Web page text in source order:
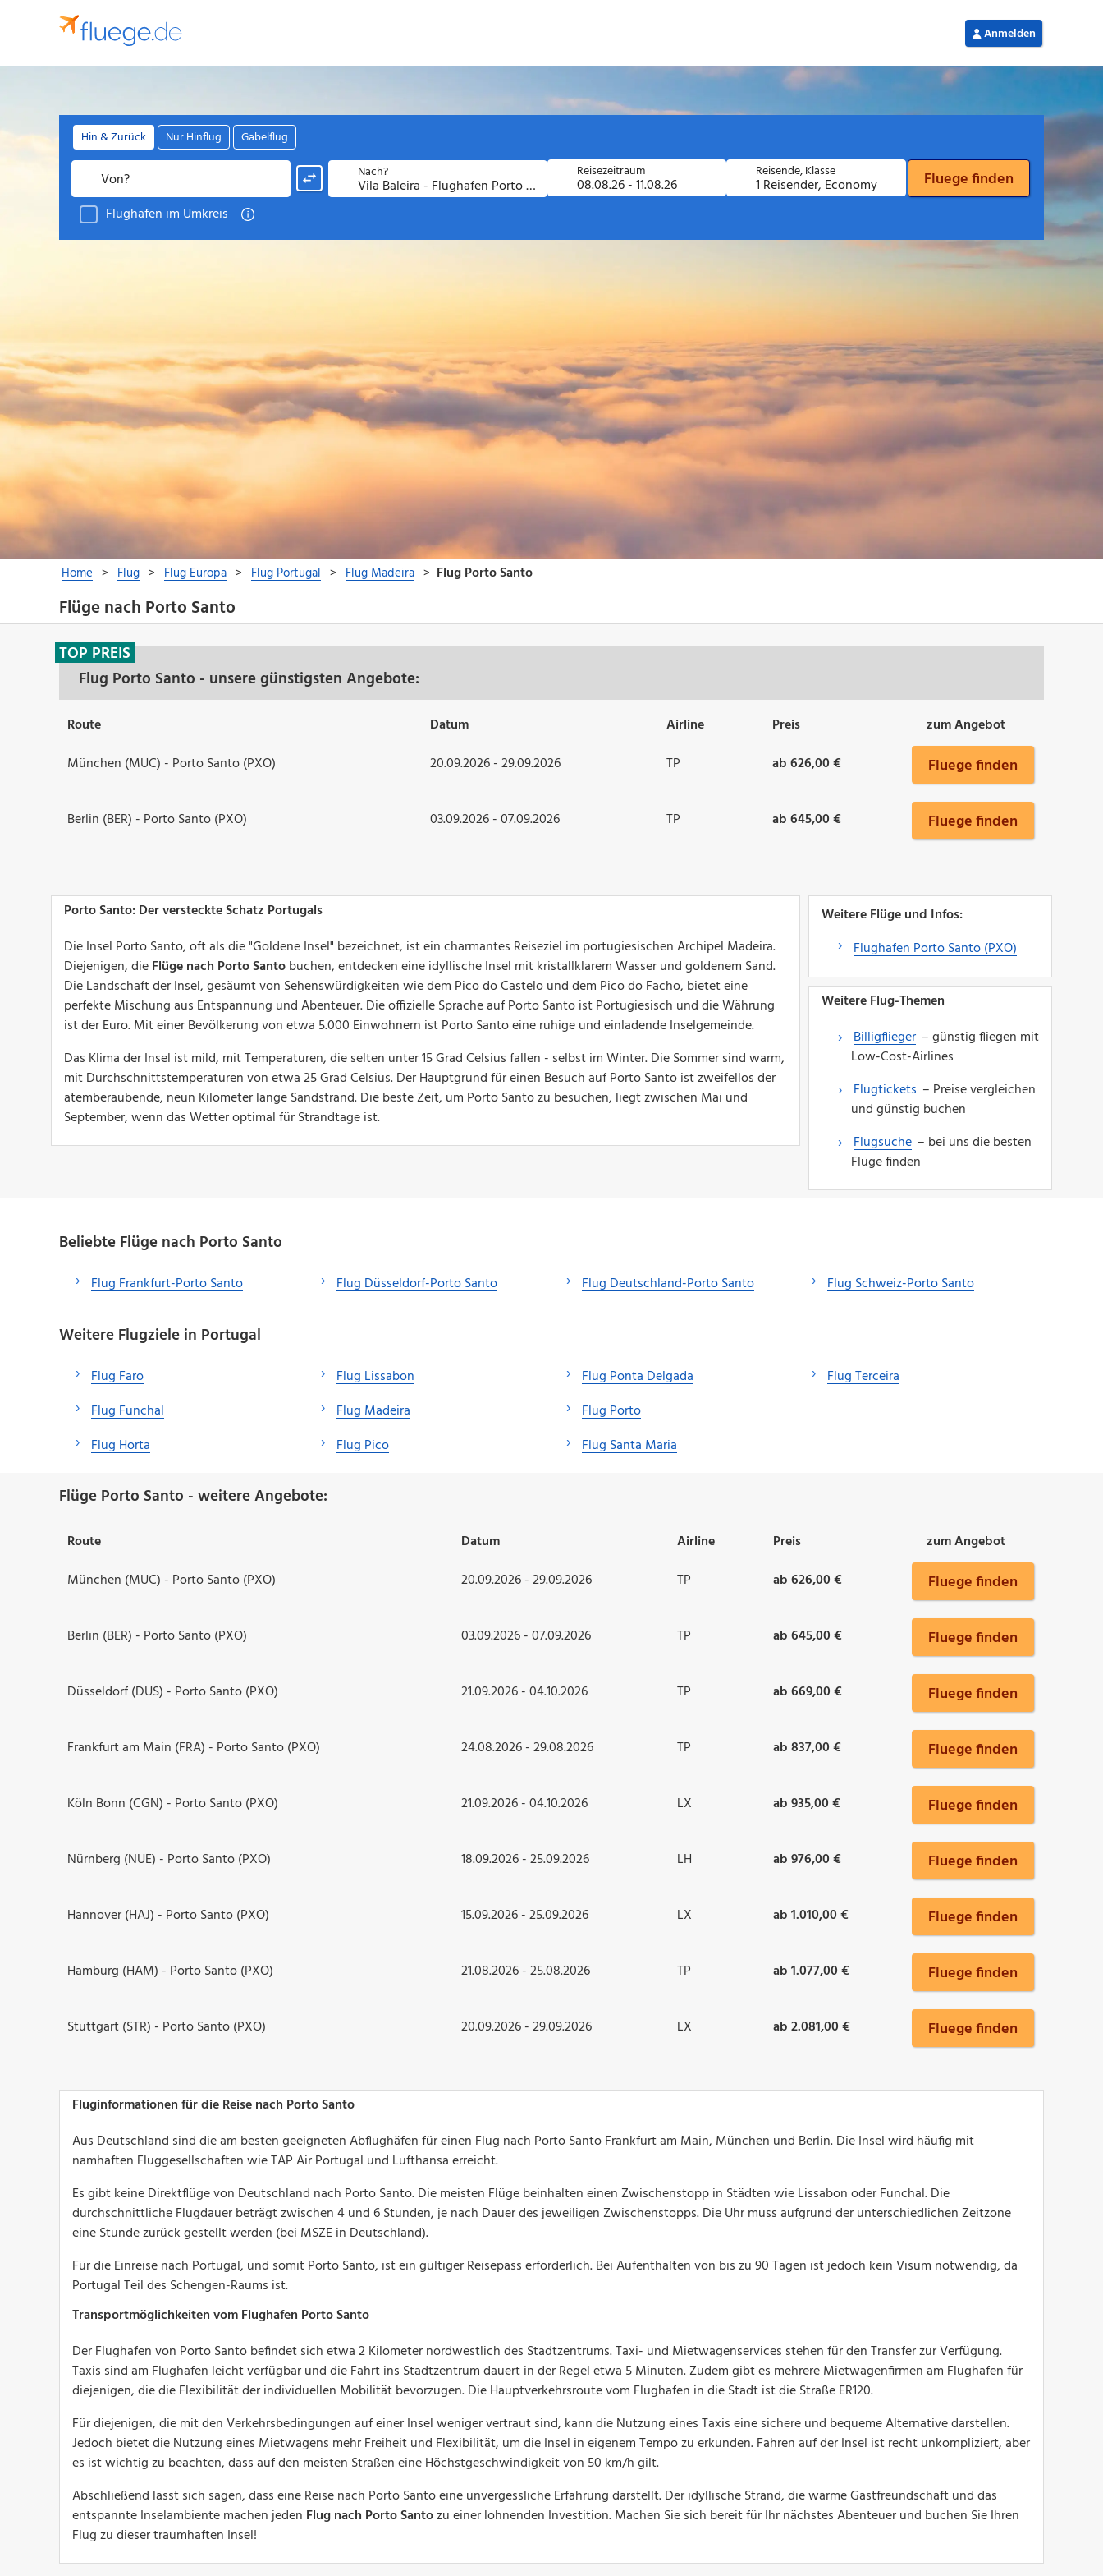
Flüge nach Porto Santo
Flug Porto Santo - unsere günstigsten Angebote:
TOP PREIS
Route Datum Airline Preis
zum Angebot
München (MUC) - Porto Santo (PXO)
20.09.2026 - 29.09.2026 TP ab 626,00 € Fluege finden
Berlin (BER) - Porto Santo (PXO) 03.09.2026 - 07.09.2026 TP ab 645,00 € Fluege finden
Porto Santo: Der versteckte Schatz Portugals
Die Insel Porto Santo, oft als die "Goldene Insel" bezeichnet, ist ein charmantes Reiseziel im portugiesischen Archipel Madeira.
Diejenigen, dieFlüge nach Porto Santobuchen, entdecken eine idyllische Insel mit kristallklarem Wasser und goldenem Sand.
Die Landschaft der Insel, gesäumt von Sehenswürdigkeiten wie dem Pico do Castelo und dem Pico do Facho, bietet eine
perfekte Mischung aus Entspannung und Abenteuer. Die offizielle Sprache auf Porto Santo ist Portugiesisch und die Währung
ist der Euro. Mit einer Bevölkerung von etwa 5.000 Einwohnern ist Porto Santo eine ruhige und einladende Inselgemeinde.
Das Klima der Insel ist mild, mit Temperaturen, die selten unter 15 Grad Celsius fallen - selbst im Winter. Die Sommer sind warm,
mit Durchschnittstemperaturen von etwa 25 Grad Celsius. Der Hauptgrund für einen Besuch auf Porto Santo ist zweifellos der
atemberaubende, neun Kilometer lange Sandstrand. Die beste Zeit, um Porto Santo zu besuchen, liegt zwischen Mai und
September, wenn das Wetter optimal für Strandtage ist.
Weitere Flüge und Infos:
Flughafen Porto Santo (PXO)
Weitere Flug-Themen
Billigflieger – günstig fliegen mit
Low-Cost-Airlines
Flugtickets – Preise vergleichen
und günstig buchen
Flugsuche – bei uns die besten
Flüge finden
Beliebte Flüge nach Porto Santo
Flug Frankfurt-Porto Santo Flug Düsseldorf-Porto Santo Flug Deutschland-Porto Santo Flug Schweiz-Porto Santo
Weitere Flugziele in Portugal
Flug Faro
Flug Funchal
Flug Horta
Flug Lissabon
Flug Madeira
Flug Pico
Flug Ponta Delgada
Flug Porto
Flug Santa Maria
Flug Terceira
Flüge Porto Santo - weitere Angebote:
Route Datum Airline Preis
zum Angebot
München (MUC) - Porto Santo (PXO)
20.09.2026 - 29.09.2026 TP ab 626,00 € Fluege finden
Berlin (BER) - Porto Santo (PXO) 03.09.2026 - 07.09.2026 TP ab 645,00 € Fluege finden
Düsseldorf (DUS) - Porto Santo (PXO) 21.09.2026 - 04.10.2026 TP ab 669,00 € Fluege finden
Frankfurt am Main (FRA) - Porto Santo (PXO) 24.08.2026 - 29.08.2026 TP ab 837,00 € Fluege finden
Köln Bonn (CGN) - Porto Santo (PXO) 21.09.2026 - 04.10.2026 LX ab 935,00 € Fluege finden
Nürnberg (NUE) - Porto Santo (PXO) 18.09.2026 - 25.09.2026 LH ab 976,00 € Fluege finden
Hannover (HAJ) - Porto Santo (PXO) 15.09.2026 - 25.09.2026 LX ab 1.010,00 € Fluege finden
Hamburg (HAM) - Porto Santo (PXO) 21.08.2026 - 25.08.2026 TP ab 1.077,00 € Fluege finden
Stuttgart (STR) - Porto Santo (PXO) 20.09.2026 - 29.09.2026 LX ab 2.081,00 € Fluege finden
Fluginformationen für die Reise nach Porto Santo
Aus Deutschland sind die am besten geeigneten Abflughäfen für einen Flug nach Porto Santo Frankfurt am Main, München und Berlin. Die Insel wird häufig mit
namhaften Fluggesellschaften wie TAP Air Portugal und Lufthansa erreicht.
Es gibt keine Direktflüge von Deutschland nach Porto Santo. Die meisten Flüge beinhalten einen Zwischenstopp in Städten wie Lissabon oder Funchal. Die
durchschnittliche Flugdauer beträgt zwischen 4 und 6 Stunden, je nach Dauer des jeweiligen Zwischenstopps. Die Uhr muss aufgrund der unterschiedlichen Zeitzone
eine Stunde zurück gestellt werden (bei MSZE in Deutschland).
Für die Einreise nach Portugal, und somit Porto Santo, ist ein gültiger Reisepass erforderlich. Bei Aufenthalten von bis zu 90 Tagen ist jedoch kein Visum notwendig, da
Portugal Teil des Schengen-Raums ist.
Transportmöglichkeiten vom Flughafen Porto Santo
Der Flughafen von Porto Santo befindet sich etwa 2 Kilometer nordwestlich des Stadtzentrums. Taxi- und Mietwagenservices stehen für den Transfer zur Verfügung.
Taxis sind am Flughafen leicht verfügbar und die Fahrt ins Stadtzentrum dauert in der Regel etwa 5 Minuten. Zudem gibt es mehrere Mietwagenfirmen am Flughafen für
diejenigen, die die Flexibilität der individuellen Mobilität bevorzugen. Die Hauptverkehrsroute vom Flughafen in die Stadt ist die Straße ER120.
Für diejenigen, die mit den Verkehrsbedingungen auf einer Insel weniger vertraut sind, kann die Nutzung eines Taxis eine sichere und bequeme Alternative darstellen.
Jedoch bietet die Nutzung eines Mietwagens mehr Freiheit und Flexibilität, um die Insel in eigenem Tempo zu erkunden. Fahren auf der Insel ist recht unkompliziert, aber
es ist wichtig zu beachten, dass auf den meisten Straßen eine Höchstgeschwindigkeit von 50 km/h gilt.
Abschließend lässt sich sagen, dass eine Reise nach Porto Santo eine unvergessliche Erfahrung darstellt. Der idyllische Strand, die warme Gastfreundschaft und das
entspannte Inselambiente machen jeden Flug nach Porto Santozu einer lohnenden Investition. Machen Sie sich bereit für Ihr nächstes Abenteuer und buchen Sie Ihren
Flug zu dieser traumhaften Insel!